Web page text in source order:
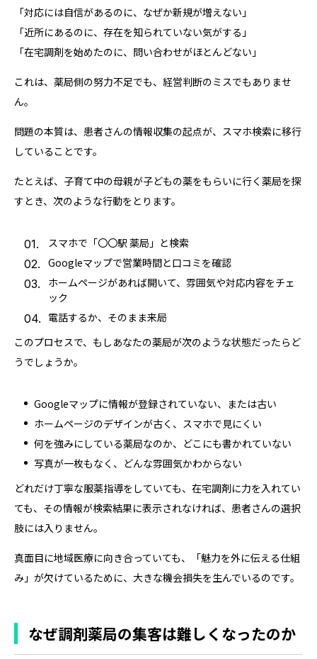
「対応には自信があるのに、なぜか新規が増えない」
「近所にあるのに、存在を知られていない気がする」
「在宅調剤を始めたのに、問い合わせがほとんどない」
これは、薬局側の努力不足でも、経営判断のミスでもありませ
ん。
問題の本質は、患者さんの情報収集の起点が、スマホ検索に移行
していることです。
たとえば、子育て中の母親が子どもの薬をもらいに行く薬局を探
すとき、次のような行動をとります。
スマホで「〇〇駅 薬局」と検索
Googleマップで営業時間と口コミを確認
ホームページがあれば開いて、雰囲気や対応内容をチェ
ック
電話するか、そのまま来局
このプロセスで、もしあなたの薬局が次のような状態だったらど
うでしょうか。
Googleマップに情報が登録されていない、または古い
ホームページのデザインが古く、スマホで見にくい
何を強みにしている薬局なのか、どこにも書かれていない
写真が一枚もなく、どんな雰囲気かわからない
どれだけ丁寧な服薬指導をしていても、在宅調剤に力を入れてい
ても、その情報が検索結果に表示されなければ、患者さんの選択
肢には入りません。
真面目に地域医療に向き合っていても、「魅力を外に伝える仕組
み」が欠けているために、大きな機会損失を生んでいるのです。
なぜ調剤薬局の集客は難しくなったのか